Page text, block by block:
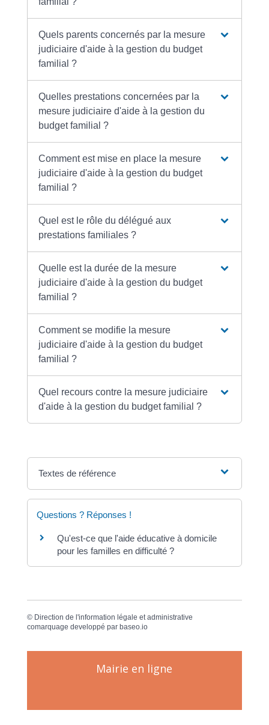
Quels parents concernés par la mesure
judiciaire d'aide à la gestion du budget
familial ?
Quelles prestations concernées par la
mesure judiciaire d'aide à la gestion du
budget familial ?
Comment est mise en place la mesure
judiciaire d'aide à la gestion du budget
familial ?
Quel est le rôle du délégué aux
prestations familiales ?
Quelle est la durée de la mesure
judiciaire d'aide à la gestion du budget
familial ?
Comment se modifie la mesure
judiciaire d'aide à la gestion du budget
familial ?
Quel recours contre la mesure judiciaire
d'aide à la gestion du budget familial ?
Textes de référence
Questions ? Réponses !
Qu'est-ce que l'aide éducative à domicile
pour les familles en difficulté ?
© Direction de l'information légale et administrative
comarquage developpé par baseo.io
Mairie en ligne